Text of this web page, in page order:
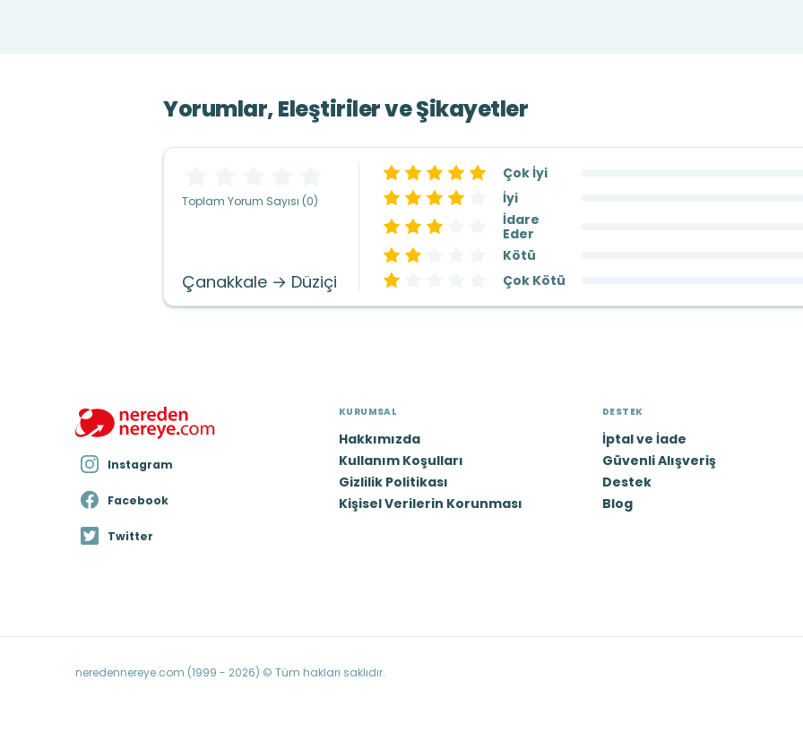
Yorumlar, Eleştiriler ve Şikayetler
Toplam Yorum Sayısı (0)
Çanakkale → Düziçi
Çok İyi
İyi
İdare
Eder
Kötü
Çok Kötü
Instagram
Facebook
Twitter
KURUMSAL
Hakkımızda
Kullanım Koşulları
Gizlilik Politikası
Kişisel Verilerin Korunması
DESTEK
İptal ve İade
Güvenli Alışveriş
Destek
Blog
neredennereye.com (1999 - 2026) © Tüm hakları saklıdır.